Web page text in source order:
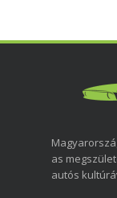
as
autós